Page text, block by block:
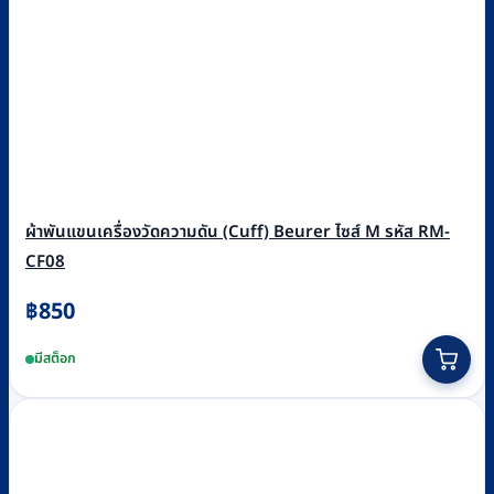
ผ้าพันแขนเครื่องวัดความดัน (Cuff) Beurer ไซส์ M รหัส RM-
CF08
฿850
มีสต็อก